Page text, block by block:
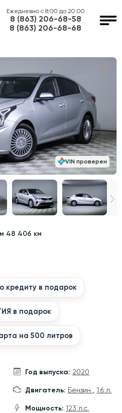
Ежедневно с 8:00 до 20:00
8 (863) 206-68-58
8 (863) 206-68-68
48 406 км
кредиту в подарок
в подарок
на 500 литров
Год выпуска: 2020
Двигатель: Бензин ,1.6 л.
Мощность: 123 л.с.
VIN проверен